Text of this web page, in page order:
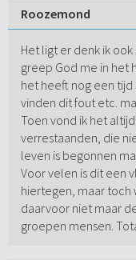
Roozemond
Het ligt er denk ik
greep God me in het
het heeft nog een
vinden dit fout etc.
Toen vond ik het
verrestaanden, die
leven is begonnen
Voor velen is dit een
hiertegen, maar toch
daarvoor niet maar
groepen mensen.